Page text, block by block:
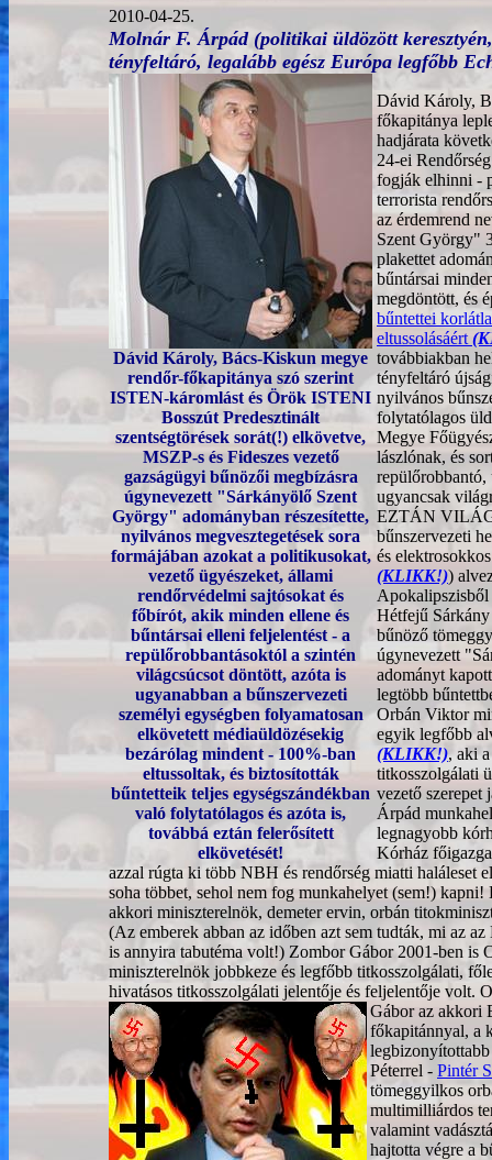
2010-04-25.
Molnár F. Árpád (politikai üldözött
tényfeltáró, legalább egész Európa legfőbb
Dávid Károly, Bács-Kiskun megye
rendőr-főkapitánya szó szerint
ISTEN-káromlást és Örök ISTENI
Bosszút Predesztinált
szentségtörések sorát(!) elkövetve,
MSZP-s és Fideszes vezető
gazságügyi bűnözői megbízásra
úgynevezett "Sárkányölő Szent
György" adományban részesítette,
nyilvános megvesztegetések sora
formájában azokat a politikusokat,
vezető ügyészeket, állami
rendőrvédelmi sajtósokat és
főbírót, akik minden ellene és
bűntársai elleni feljelentést - a
repülőrobbantásoktól a szintén
világcsúcsot döntött, azóta is
ugyanabban a bűnszervezeti
személyi egységben folyamatosan
elkövetett médiaüldözésekig
bezárólag mindent - 100%-ban
eltussoltak, és biztosították
bűntetteik teljes egységszándékban
való folytatólagos és azóta is,
továbbá eztán felerősített
elkövetését!
Dávid Károly,
főkapitánya
hadjárata
24-ei
fogják elhinni -
terrorista
az érdemrend
Szent György"
plakettet
bűntársai
megdöntött, és
bűntettei
eltussolásáért
továbbiakban
tényfeltáró
nyilvános
folytatólagos
Megye
lászlónak, és
repülőrobbantó,
ugyancsak
EZTÁN
bűnszervezeti
és
(KLIKK!))
Apokalipszisből
Hétfejű
bűnöző
úgynevezett
adományt
legtöbb
Orbán Viktor
egyik legfőbb
(KLIKK!), aki
titkosszolgálati
vezető szerepet
Árpád
legnagyobb
Kórház
azzal rúgta ki több NBH és rendőrség miatti haláleset
soha többet, sehol nem fog munkahelyet (sem!)
akkori miniszterelnök, demeter ervin, orbán
(Az emberek abban az időben azt sem tudták, mi az
is annyira tabutéma volt!) Zombor Gábor 2001-ben is
miniszterelnök jobbkeze és legfőbb titkosszolgálati,
hivatásos titkosszolgálati jelentője és feljelentője volt.
Gábor az akkori
főkapitánnyal, a
Péterrel - Pintér
tömeggyilkos
multimilliárdos
valamint
hajtotta végre a